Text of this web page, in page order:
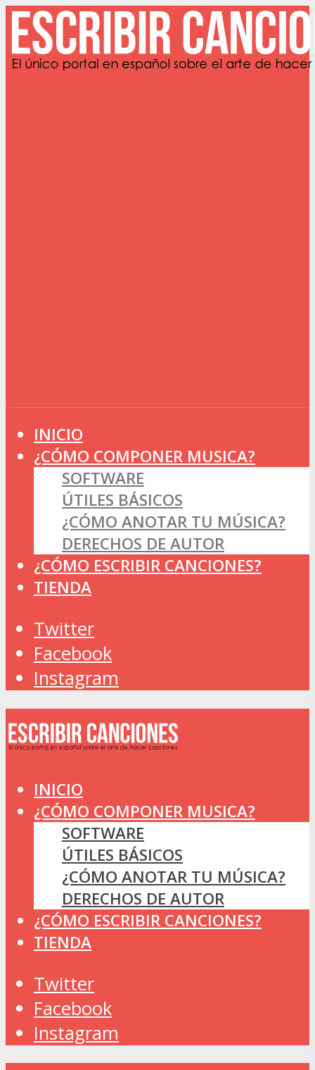
INICIO
¿CÓMO COMPONER MUSICA?
SOFTWARE
ÚTILES BÁSICOS
¿CÓMO ANOTAR TU MÚSICA?
DERECHOS DE AUTOR
¿CÓMO ESCRIBIR CANCIONES?
TIENDA
Twitter
Facebook
Instagram
INICIO
¿CÓMO COMPONER MUSICA?
SOFTWARE
ÚTILES BÁSICOS
¿CÓMO ANOTAR TU MÚSICA?
DERECHOS DE AUTOR
¿CÓMO ESCRIBIR CANCIONES?
TIENDA
Twitter
Facebook
Instagram